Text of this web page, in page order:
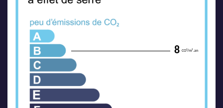
8 CO²/m².an